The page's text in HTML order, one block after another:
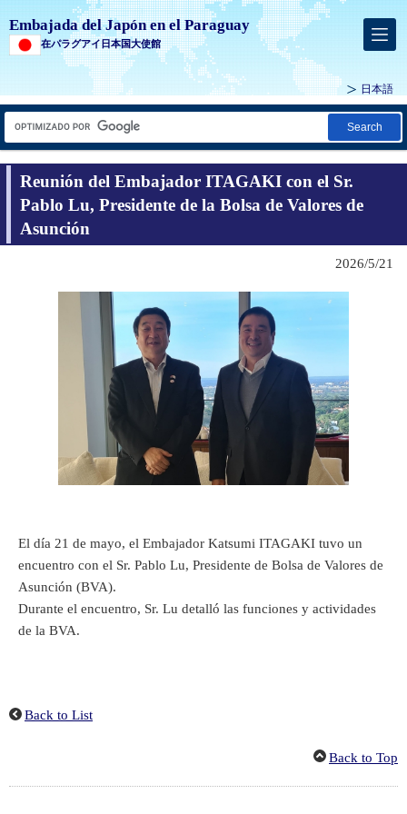
Embajada del Japón en el Paraguay
在パラグアイ日本国大使館
日本語
Search
Reunión del Embajador ITAGAKI con el Sr.
Pablo Lu, Presidente de la Bolsa de Valores de
Asunción
2026/5/21
El día 21 de mayo, el Embajador Katsumi ITAGAKI tuvo un
encuentro con el Sr. Pablo Lu, Presidente de Bolsa de Valores de
Asunción (BVA).
Durante el encuentro, Sr. Lu detalló las funciones y actividades
de la BVA.
Back to List
Back to Top